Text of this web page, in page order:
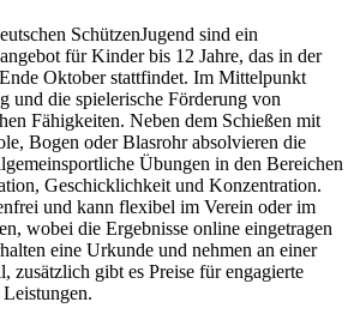
SchützenJugend sind ein
für Kinder bis 12 Jahre, das in der
Oktober stattfindet. Im Mittelpunkt
und die spielerische Förderung von
Fähigkeiten. Neben dem Schießen mit
Bogen oder Blasrohr absolvieren die
Übungen in den Bereichen
Geschicklichkeit und Konzentration.
und kann flexibel im Verein oder im
wobei die Ergebnisse online eingetragen
eine Urkunde und nehmen an einer
zusätzlich gibt es Preise für engagierte